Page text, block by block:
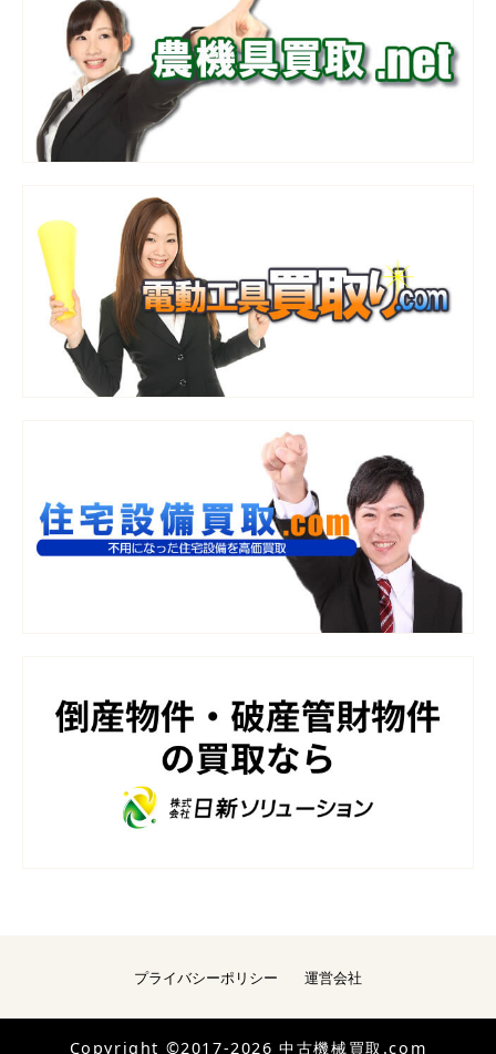
プライバシーポリシー 運営会社
Copyright ©2017-2026 中古機械買取.com